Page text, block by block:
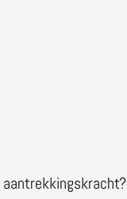
aantrekkingskracht?